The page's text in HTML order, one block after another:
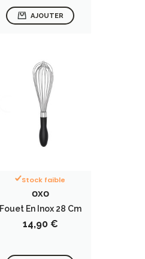
AJOUTER
Stock faible
OXO
Fouet En Inox 28 Cm
Prix
14,90 €